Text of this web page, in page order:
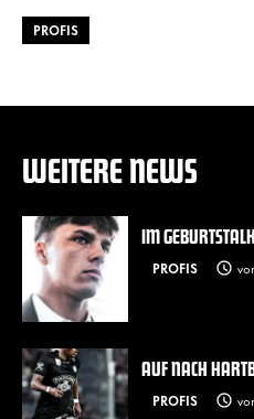
PROFIS
WEITERE NEWS
IM
PROFIS
AUF NACH
PROFIS